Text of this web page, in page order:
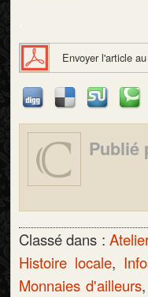
Envoyer l'article
Publié
Classé dans :
Histoire locale,
Monnaies d'ailleurs,